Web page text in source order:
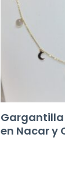
en Nacar y